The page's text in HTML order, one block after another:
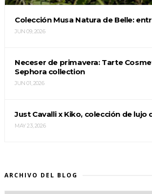
Colección Musa Natura de Belle:
JUN 09, 2026
Neceser de primavera: Tarte
Sephora collection
JUN 01, 2026
Just Cavalli x Kiko, colección de lujo
MAY 23, 2026
ARCHIVO DEL BLOG